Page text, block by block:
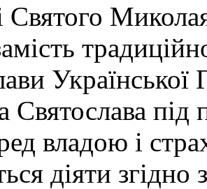
Святого
Української
Святослава
владою і
діяти